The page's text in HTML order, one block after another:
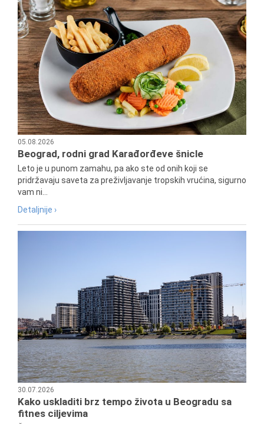
05.08.2026
Beograd, rodni grad Karađorđeve šnicle
Leto je u punom zamahu, pa ako ste od onih koji se
pridržavaju saveta za preživljavanje tropskih vrućina, sigurno
vam ni...
Detaljnije ›
30.07.2026
Kako uskladiti brz tempo života u Beogradu sa
fitnes ciljevima